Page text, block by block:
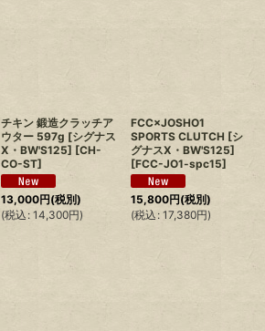
チキン 鍛造クラッチア
ウター 597g [シグナス
X・BW'S125] [CH-
CO-ST]
13,000円(税別)
(税込 : 14,300円)
FCC×JOSHO1
SPORTS CLUTCH [シ
グナスX・BW'S125]
[FCC-JO1-spc15]
15,800円(税別)
(税込 : 17,380円)